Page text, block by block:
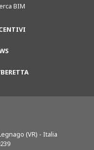
BIM
(VR) - Italia